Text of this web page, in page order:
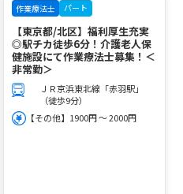
作業療法士 パート
【東京都/北区】福利厚生充実
◎駅チカ徒歩6分！介護老人保
健施設にて作業療法士募集！＜
非常勤＞
ＪＲ京浜東北線「赤羽駅」
（徒歩9分）
【その他】1900円 ～ 2000円